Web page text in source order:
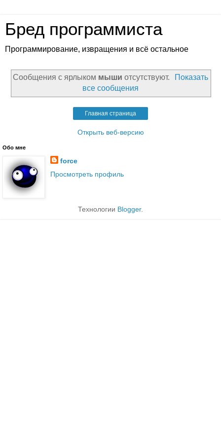
Бред программиста
Программирование, извращения и всё остальное
Сообщения с ярлыком мыши отсутствуют.
Показать
все сообщения
Главная страница
Открыть веб-версию
Обо мне
force
Просмотреть профиль
Технологии Blogger.